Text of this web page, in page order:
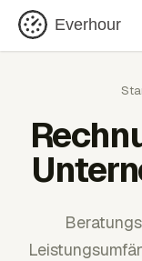
Everhour